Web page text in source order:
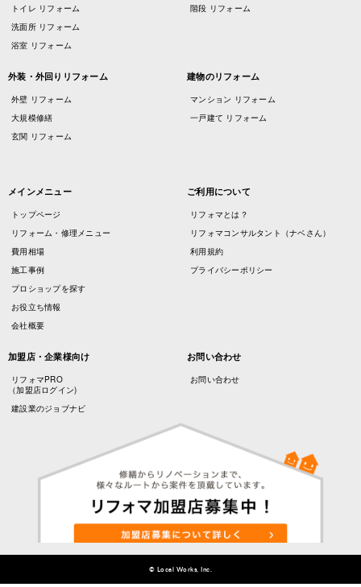
トイレ リフォーム
洗面所 リフォーム
浴室 リフォーム
階段 リフォーム
外装・外回りリフォーム
外壁 リフォーム
大規模修繕
玄関 リフォーム
建物のリフォーム
マンション リフォーム
一戸建て リフォーム
メインメニュー
トップページ
リフォーム・修理メニュー
費用相場
施工事例
プロショップを探す
お役立ち情報
会社概要
ご利用について
リフォマとは？
リフォマコンサルタント（ナベさん）
利用規約
プライバシーポリシー
加盟店・企業様向け
リフォマPRO
（加盟店ログイン)
建設業のジョブナビ
お問い合わせ
お問い合わせ
© Local Works, Inc.